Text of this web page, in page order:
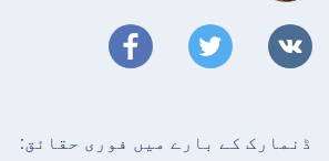
ڈنمارک کے بارے میں فوری حقائق: